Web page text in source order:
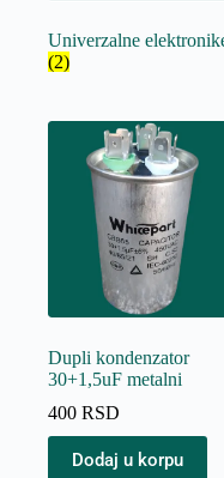
Univerzalne
(2)
Dupli kondenzator
30+1,5uF metalni
400 RSD
Dodaj u korpu